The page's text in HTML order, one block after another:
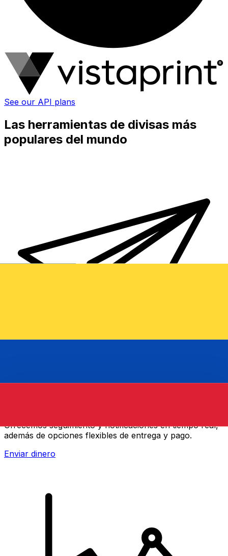
See our API plans
Las herramientas de divisas más
populares del mundo
Ofrecemos seguimiento y notificaciones en tiempo real,
además de opciones flexibles de entrega y pago.
Enviar dinero